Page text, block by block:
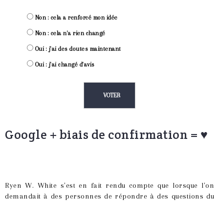
Non : cela a renforcé mon idée
Non : cela n'a rien changé
Oui : j'ai des doutes maintenant
Oui : j'ai changé d'avis
Google + biais de confirmation = ♥
Ryen W. White s'est en fait rendu compte que lorsque l'on
demandait à des personnes de répondre à des questions du